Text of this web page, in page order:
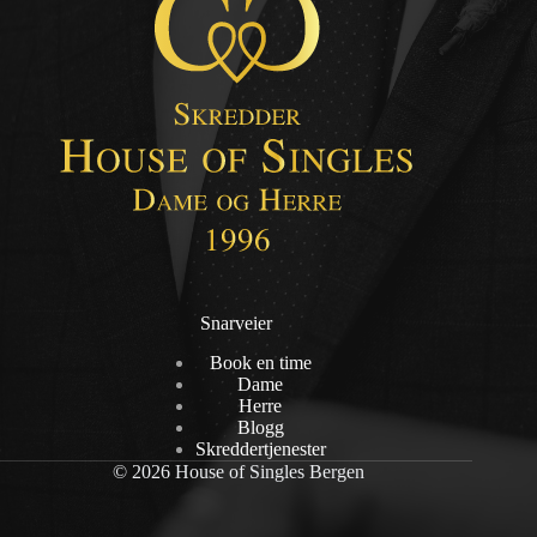
Snarveier
Book en time
Dame
Herre
Blogg
Skreddertjenester
© 2026 House of Singles Bergen